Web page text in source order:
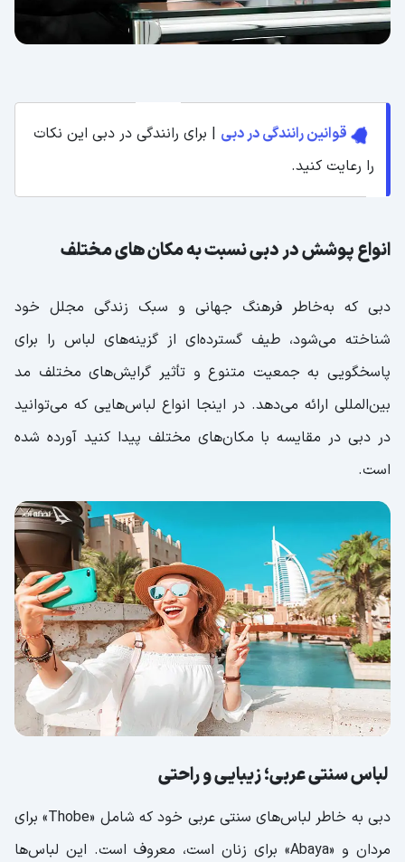
قوانین رانندگی در دبی | برای رانندگی در دبی این نکات
را رعایت کنید.
انواع پوشش در دبی نسبت به مکان های مختلف
دبی که به‌خاطر فرهنگ جهانی و سبک زندگی مجلل خود
شناخته می‌شود، طیف گسترده‌ای از گزینه‌های لباس را برای
پاسخگویی به جمعیت متنوع و تأثیر گرایش‌های مختلف مد
بین‌المللی ارائه می‌دهد. در اینجا انواع لباس‌هایی که می‌توانید
در دبی در مقایسه با مکان‌های مختلف پیدا کنید آورده شده
است.
لباس سنتی عربی؛ زیبایی و راحتی
دبی به خاطر لباس‌های سنتی عربی خود که شامل «Thobe» برای
مردان و «Abaya» برای زنان است، معروف است. این لباس‌ها